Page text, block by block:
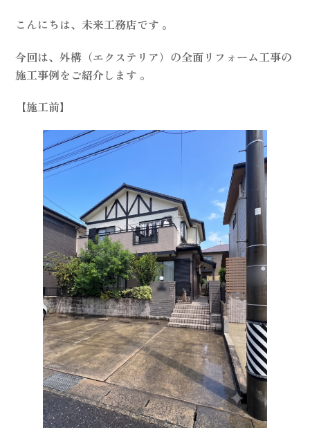
こんにちは、未来工務店です 。
今回は、外構（エクステリア）の全面リフォーム工事の
施工事例をご紹介します 。
【施工前】